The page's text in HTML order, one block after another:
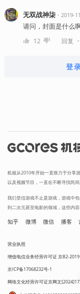
无双战神柒・ 2019-
请问，封面是什么
12 回复 ・
登
机核从2010年开始一直致力于分享
以及视频节目，一直在不断寻找民间
我们坚信游戏不止是游戏，游戏中
到二次元甚至电影的领域，这些内
知乎 微博 微信 播客
营业执照
增值电信业务经营许可证 京B2-
京ICP备17068232号-1
网络文化经营许可证京网文